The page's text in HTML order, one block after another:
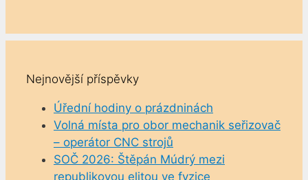
Nejnovější příspěvky
Úřední hodiny o prázdninách
Volná místa pro obor mechanik seřizovač
– operátor CNC strojů
SOČ 2026: Štěpán Múdrý mezi
republikovou elitou ve fyzice